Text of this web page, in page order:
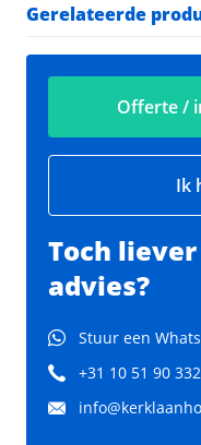
Gerelateerde
Offerte /
Ik
Toch
advies?
Stuur een
+31 10 51 90 332